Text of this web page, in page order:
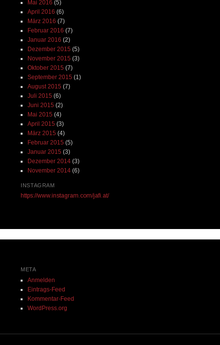
Mai 2016 (5)
April 2016 (6)
März 2016 (7)
Februar 2016 (7)
Januar 2016 (2)
Dezember 2015 (5)
November 2015 (3)
Oktober 2015 (7)
September 2015 (1)
August 2015 (7)
Juli 2015 (6)
Juni 2015 (2)
Mai 2015 (4)
April 2015 (3)
März 2015 (4)
Februar 2015 (5)
Januar 2015 (3)
Dezember 2014(3)
November 2014(6)
INSTAGRAM
https://www.instagram.com/jafi.at/
META
Anmelden
Eintrags-Feed
Kommentar-Feed
WordPress.org